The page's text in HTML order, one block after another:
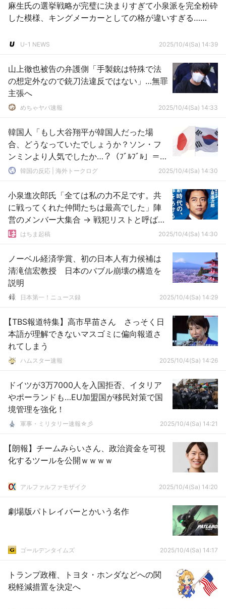
麻生氏の選挙戦略が完璧に決まりすぎて小泉派を完全粉砕
した模様、キングメーカーとしての格が違いすぎる……
U-1 NEWS 2025/10/4(Sa) 14:39
山上徹也被告の弁護側「手製銃は特殊で法
の想定外なので銃刀法違反ではない」…無罪
主張へ
めちゃヤバ速報 2025/10/4(Sa) 14:33
韓国人「もし大谷翔平が韓国人だった場
合、どうなっていたでしょうか？ソン・フ
ンミンより人気でしたか…？（ﾌﾞﾙﾌﾞﾙ」＝韓
国の反応
韓国の反応 | 海外トークログ 2025/10/4(Sa) 14:30
小泉進次郎氏「全ては私の力不足です。共
に戦ってくれた仲間たちは最高でした」陣
営のメンバー大集合 → 戦犯リストと呼ばれ
てしまうｗｗｗｗ
はちま起稿 2025/10/4(Sa) 14:30
ノーベル経済学賞、初の日本人有力候補は
清滝信宏教授 日本のバブル崩壊の構造を
説明
日本第一！ニュース録 2025/10/4(Sa) 14:29
【TBS報道特集】高市早苗さん さっそく日
本語が理解できないマスゴミに偏向報道さ
れてしまう
ハムスター速報 2025/10/4(Sa) 14:26
ドイツが3万7000人を入国拒否、イタリア
やポーランドも…EU加盟国が移民対策で国
境管理を強化！
軍事・ミリタリー速報☆彡 2025/10/4(Sa) 14:21
【朗報】チームみらいさん、政治資金を可視
化するツールを公開ｗｗｗｗ
アルファルファモザイク 2025/10/4(Sa) 14:20
劇場版パトレイバーとかいう名作
ゴールデンタイムズ 2025/10/4(Sa) 14:17
トランプ政権、トヨタ・ホンダなどへの関
税軽減措置を決定へ